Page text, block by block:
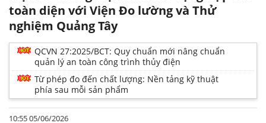
toàn diện với Viện Đo lường và Thử
nghiệm Quảng Tây
QCVN 27:2025/BCT: Quy chuẩn mới nâng chuẩn
quản lý an toàn công trình thủy điện
Từ phép đo đến chất lượng: Nền tảng kỹ thuật
phía sau mỗi sản phẩm
10:55 05/06/2026